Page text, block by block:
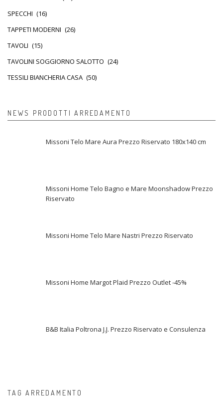
SPECCHI (16)
TAPPETI MODERNI (26)
TAVOLI (15)
TAVOLINI SOGGIORNO SALOTTO (24)
TESSILI BIANCHERIA CASA (50)
NEWS PRODOTTI ARREDAMENTO
Missoni Telo Mare Aura Prezzo Riservato 180x140 cm
Missoni Home Telo Bagno e Mare Moonshadow Prezzo
Riservato
Missoni Home Telo Mare Nastri Prezzo Riservato
Missoni Home Margot Plaid Prezzo Outlet -45%
B&B Italia Poltrona J.J. Prezzo Riservato e Consulenza
TAG ARREDAMENTO